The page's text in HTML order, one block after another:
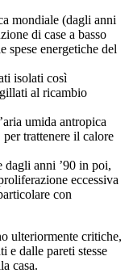
mondiale (dagli anni
di case a basso
spese energetiche del
isolati così
al ricambio
umida antropica
per trattenere il calore
dagli anni ’90 in poi,
eccessiva
con
ulteriormente critiche,
e dalle pareti stesse
casa.